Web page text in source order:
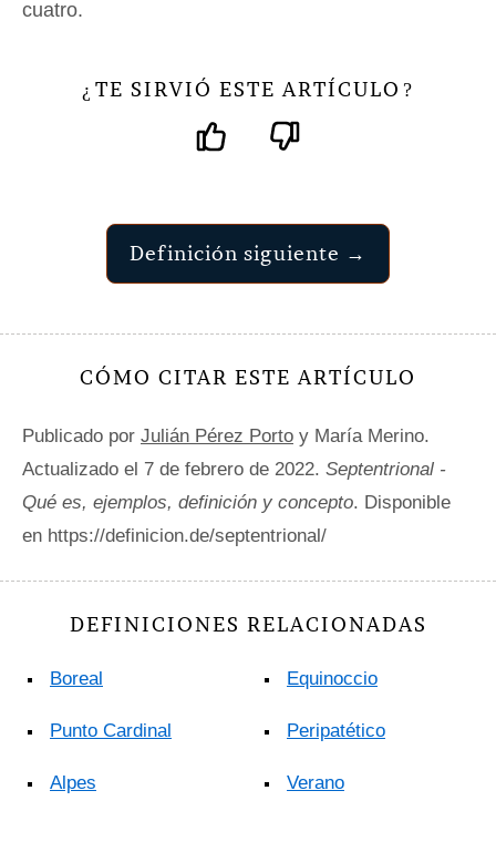
cuatro.
¿ TE SIRVIÓ ESTE ARTÍCULO ?
Definición siguiente →
CÓMO CITAR ESTE ARTÍCULO
Publicado por Julián Pérez Porto y María Merino.
Actualizado el 7 de febrero de 2022. Septentrional -
Qué es, ejemplos, definición y concepto. Disponible
en https://definicion.de/septentrional/
DEFINICIONES RELACIONADAS
Boreal
Punto Cardinal
Alpes
Equinoccio
Peripatético
Verano